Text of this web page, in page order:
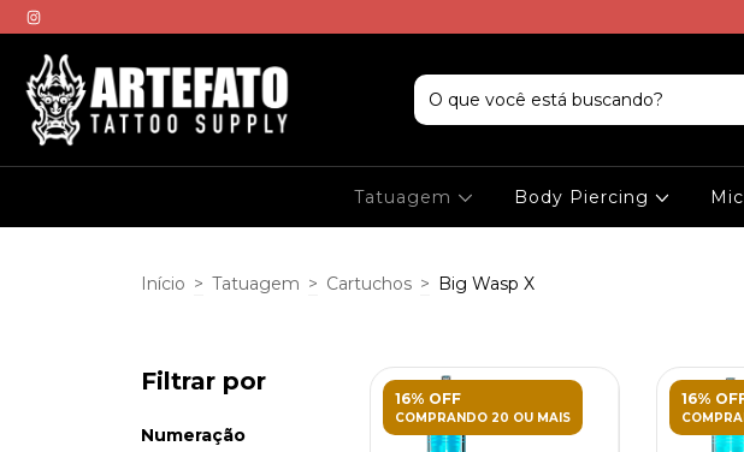
Tatuagem Body Piercing
Início > Tatuagem > Cartuchos > Big Wasp X
Filtrar por
Numeração
16% OFF
COMPRANDO 20 OU MAIS
16%